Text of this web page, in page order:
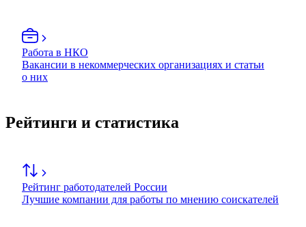
Работа в НКО
Вакансии в некоммерческих организациях и статьи
о них
Рейтинги и статистика
Рейтинг работодателей России
Лучшие компании для работы по мнению соискателей